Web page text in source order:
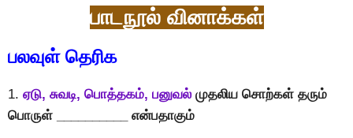
பாடநூல் வினாக்கள்
பலவுள் தெரிக
1. ஏடு, சுவடி, பொத்தகம், பனுவல் முதலிய சொற்கள் தரும்
பொருள் __________ என்பதாகும்